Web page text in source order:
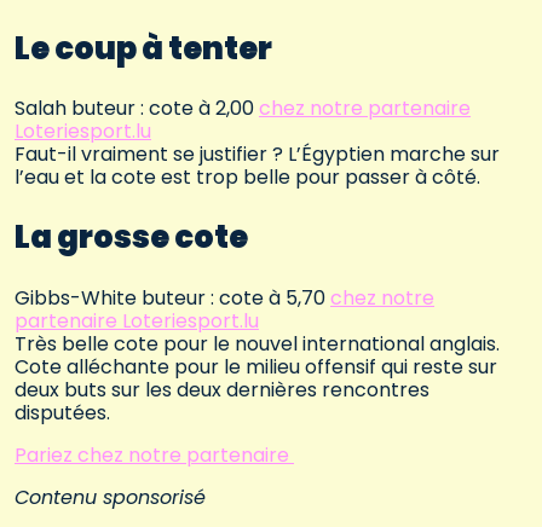
Le coup à tenter
Salah buteur : cote à 2,00chez notre partenaire
Loteriesport.lu
Faut-il vraiment se justifier ? L’Égyptien marche sur
l’eau et la cote est trop belle pour passer à côté.
La grosse cote
Gibbs-White buteur : cote à 5,70chez notre
partenaire Loteriesport.lu
Très belle cote pour le nouvel international anglais.
Cote alléchante pour le milieu offensif qui reste sur
deux buts sur les deux dernières rencontres
disputées.
Pariez chez notre partenaire
Contenu sponsorisé